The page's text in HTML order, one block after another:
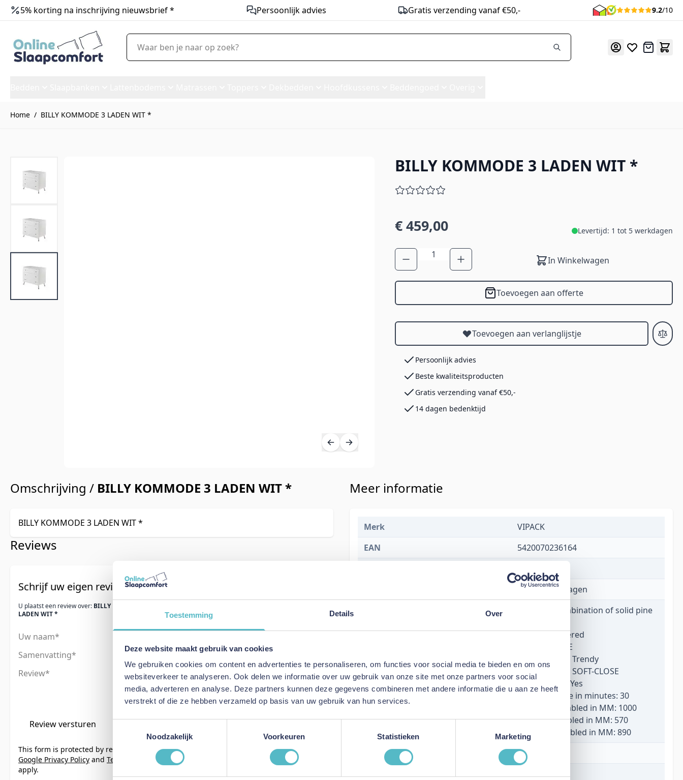
Toestemming Details Over
Deze website maakt gebruik van cookies
We gebruiken cookies om content en advertenties te personaliseren, om functies voor social media te bieden en om ons
websiteverkeer te analyseren. Ook delen we informatie over uw gebruik van onze site met onze partners voor social
media, adverteren en analyse. Deze partners kunnen deze gegevens combineren met andere informatie die u aan ze heeft
verstrekt of die ze hebben verzameld op basis van uw gebruik van hun services.
Noodzakelijk
Voorkeuren Statistieken Marketing
5% korting na inschrijving nieuwsbrief * Persoonlijk advies Gratis verzending vanaf €50,- 9.2/10
Offerte
Waar ben je naar op zoek?
Home / BILLY KOMMODE 3 LADEN WIT *
BILLY KOMMODE 3 LADEN WIT * BILLY KOMMODE 3 LADEN WIT *
€ 459,00 Levertijd: 1 tot 5 werkdagen
Aantal
In Winkelwagen
Toevoegen aan offerte
Toevoegen aan verlanglijstje
Persoonlijk advies
Beste kwaliteitsproducten
Gratis verzending vanaf €50,-
14 dagen bedenktijd
Omschrijving / BILLY KOMMODE 3 LADEN WIT *
BILLY KOMMODE 3 LADEN WIT *
Reviews
Schrijf uw eigen review
U plaatst een review over: BILLY KOMMODE 3
LADEN WIT *
Uw naam
Samenvatting
Review
Review versturen
This form is protected by reCAPTCHA - the
Google Privacy Policy and Terms of Service
apply.
Meer informatie
Merk
VIPACK
EAN
5420070236164
1 tot 5 werkdagen
Specificaties
Material: Combination of solid pine
Finish: Lacquered
Colour: WHITE
Product style: Trendy
Soft close: No SOFT-CLOSE
FSC Certified: Yes
Assembly time in minutes: 30
Length assembled in MM: 1000
Width assembled in MM: 570
Height assembled in MM: 890
Kleur
Wit
Lengte
100 cm